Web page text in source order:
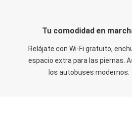
Tu comodidad en
Relájate con Wi-Fi gratuito,
espacio extra para las piernas.
los autobuses modernos.